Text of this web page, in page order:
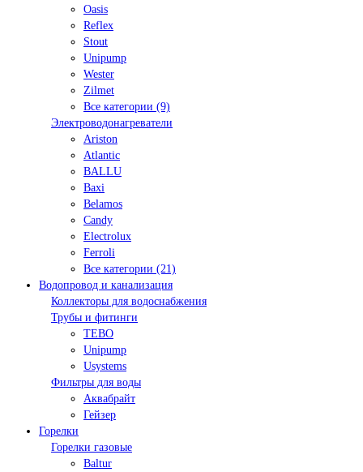
Oasis
Reflex
Stout
Unipump
Wester
Zilmet
Все категории (9)
Электроводонагреватели
Ariston
Atlantic
BALLU
Baxi
Belamos
Candy
Electrolux
Ferroli
Все категории (21)
Водопровод и канализация
Коллекторы для водоснабжения
Трубы и фитинги
TEBO
Unipump
Usystems
Фильтры для воды
Аквабрайт
Гейзер
Горелки
Горелки газовые
Baltur